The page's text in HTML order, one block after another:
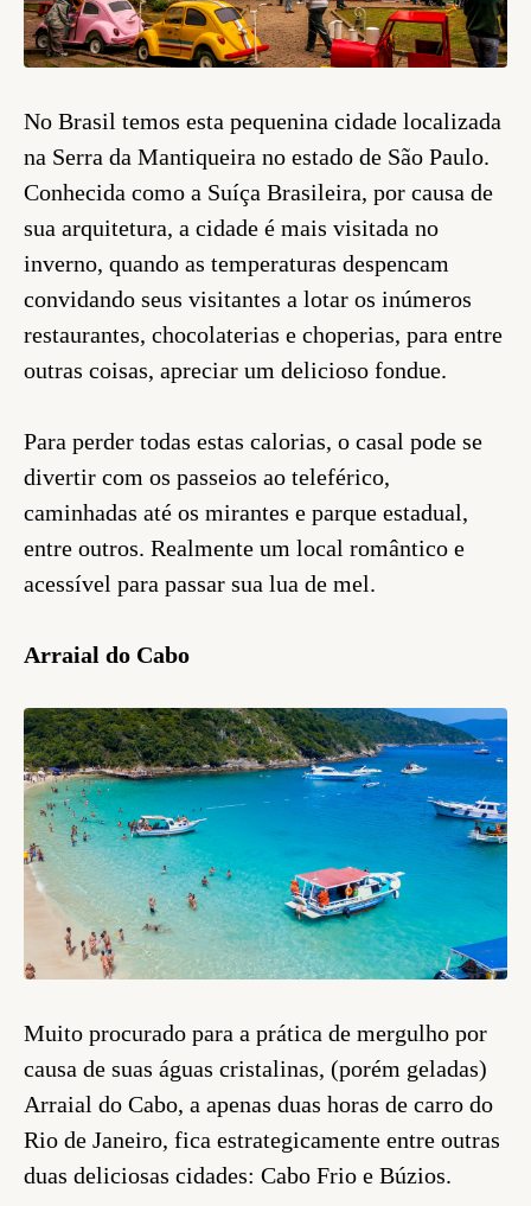
No Brasil temos esta pequenina cidade localizada
na Serra da Mantiqueira no estado de São Paulo.
Conhecida como a Suíça Brasileira, por causa de
sua arquitetura, a cidade é mais visitada no
inverno, quando as temperaturas despencam
convidando seus visitantes a lotar os inúmeros
restaurantes, chocolaterias e choperias, para entre
outras coisas, apreciar um delicioso fondue.
Para perder todas estas calorias, o casal pode se
divertir com os passeios ao teleférico,
caminhadas até os mirantes e parque estadual,
entre outros. Realmente um local romântico e
acessível para passar sua lua de mel.
Arraial do Cabo
Muito procurado para a prática de mergulho por
causa de suas águas cristalinas, (porém geladas)
Arraial do Cabo, a apenas duas horas de carro do
Rio de Janeiro, fica estrategicamente entre outras
duas deliciosas cidades: Cabo Frio e Búzios.